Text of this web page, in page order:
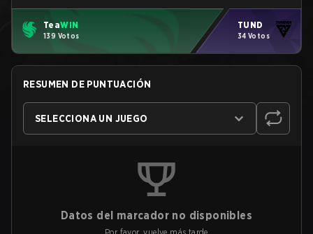
TeaWIN
139 Votos
TUND
34 Votos
RESUMEN DE PUNTUACIÓN
SELECCIONA UN JUEGO
Datos del marcador no disponibles